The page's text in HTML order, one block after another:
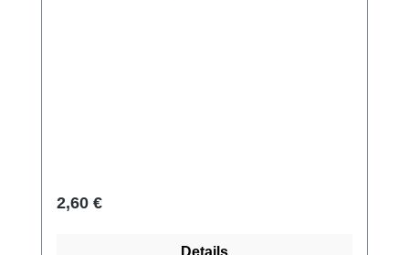
Regulärer Preis:
2,60 €